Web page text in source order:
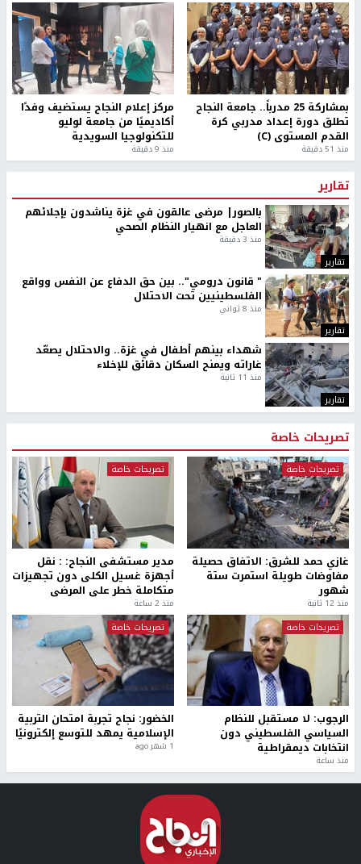
بمشاركة 25 مدرباً.. جامعة النجاح
تطلق دورة إعداد مدربي كرة
القدم المستوى (C)
منذ 51 دقيقة
مركز إعلام النجاح يستضيف وفدًا
أكاديميًا من جامعة لوليو
للتكنولوجيا السويدية
منذ 9 دقيقة
تقارير
تقارير
بالصور| مرضى عالقون في غزة يناشدون بإجلائهم
العاجل مع انهيار النظام الصحي
منذ 3 دقيقة
تقارير
" قانون درومي".. بين حق الدفاع عن النفس وواقع
الفلسطينيين تحت الاحتلال
منذ 8 ثواني
تقارير
شهداء بينهم أطفال في غزة.. والاحتلال يصعّد
غاراته ويمنح السكان دقائق للإخلاء
منذ 11 ثانية
تصريحات خاصة
تصريحات خاصة
غازي حمد للشرق: الاتفاق حصيلة
مفاوضات طويلة استمرت ستة
شهور
منذ 12 ثانية
تصريحات خاصة
مدير مستشفى النجاح: : نقل
أجهزة غسيل الكلى دون تجهيزات
متكاملة خطر على المرضى
منذ 2 ساعة
تصريحات خاصة
الرجوب: لا مستقبل للنظام
السياسي الفلسطيني دون
انتخابات ديمقراطية
منذ ساعة
تصريحات خاصة
الخضور: نجاح تجربة امتحان التربية
الإسلامية يمهد للتوسع إلكترونيًا
1 شهر ago